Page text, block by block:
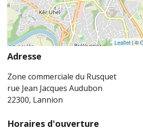
Leaflet| ©
Adresse
Zone commerciale du Rusquet
rue Jean Jacques Audubon
22300, Lannion
Horaires d'ouverture